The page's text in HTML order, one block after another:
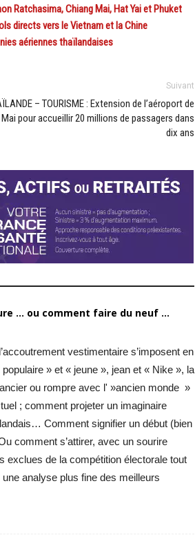
Ratchasima, Chiang Mai, Hat Yai et Phuket
directs vers le Vietnam et la Chine
aériennes thaïlandaises
Suivant
– TOURISME : Extension de l’aéroport de
pour accueillir 20 millions de passagers dans
dix ans
... ou comment faire du neuf ...
vestimentaire s’imposent en
» et « jeune », jean et « Nike », la
ou rompre avec l' »ancien monde »
; comment projeter un imaginaire
Comment signifier un début (bien
comment s’attirer, avec un sourire
exclues de la compétition électorale tout
analyse plus fine des meilleurs